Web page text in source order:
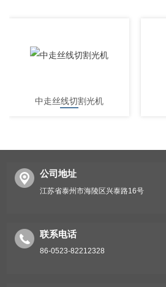
中走丝线切割光机
公司地址
江苏省泰州市海陵区兴泰路16号
联系电话
86-0523-82212328